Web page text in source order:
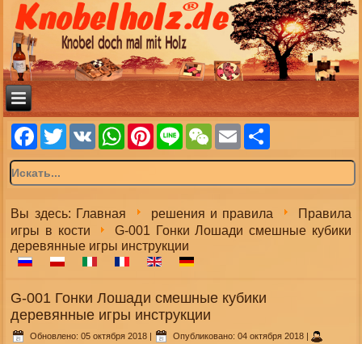
Facebook
TwitterVK WhatsAppPinterest
Line WeChatEmail
Вы здесь: Главная решения и правила
Правила
игры в кости
G-001 Гонки Лошади смешные кубики
деревянные игры инструкции
G-001 Гонки Лошади смешные кубики
деревянные игры инструкции
Обновлено: 05 октября 2018 | Опубликовано: 04 октября 2018 |